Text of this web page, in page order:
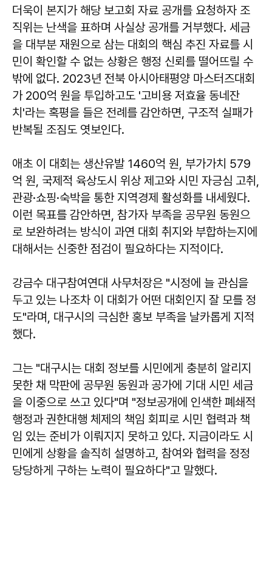
더욱이 본지가 해당 보고회 자료 공개를 요청하자 조
직위는 난색을 표하며 사실상 공개를 거부했다. 세금
을 대부분 재원으로 삼는 대회의 핵심 추진 자료를 시
민이 확인할 수 없는 상황은 행정 신뢰를 떨어뜨릴 수
밖에 없다. 2023년 전북 아시아태평양 마스터즈대회
가 200억 원을 투입하고도 '고비용 저효율 동네잔
치'라는 혹평을 들은 전례를 감안하면, 구조적 실패가
반복될 조짐도 엿보인다.
애초 이 대회는 생산유발 1460억 원, 부가가치 579
억 원, 국제적 육상도시 위상 제고와 시민 자긍심 고취,
관광·쇼핑·숙박을 통한 지역경제 활성화를 내세웠다.
이런 목표를 감안하면, 참가자 부족을 공무원 동원으
로 보완하려는 방식이 과연 대회 취지와 부합하는지에
대해서는 신중한 점검이 필요하다는 지적이다.
강금수 대구참여연대 사무처장은 "시정에 늘 관심을
두고 있는 나조차 이 대회가 어떤 대회인지 잘 모를 정
도"라며, 대구시의 극심한 홍보 부족을 날카롭게 지적
했다.
그는 "대구시는 대회 정보를 시민에게 충분히 알리지
못한 채 막판에 공무원 동원과 공가에 기대 시민 세금
을 이중으로 쓰고 있다"며 "정보공개에 인색한 폐쇄적
행정과 권한대행 체제의 책임 회피로 시민 협력과 책
임 있는 준비가 이뤄지지 못하고 있다. 지금이라도 시
민에게 상황을 솔직히 설명하고, 참여와 협력을 정정
당당하게 구하는 노력이 필요하다"고 말했다.